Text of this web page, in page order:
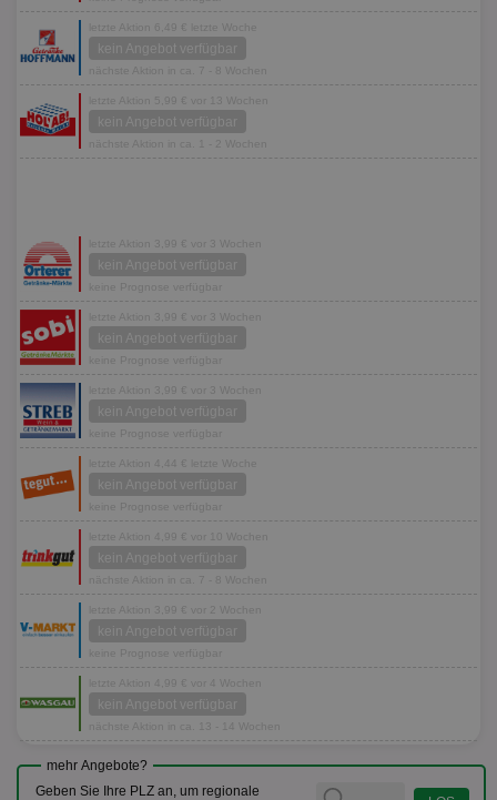
letzte Aktion 6,49 € letzte Woche
kein Angebot verfügbar
nächste Aktion in ca. 7 - 8 Wochen
letzte Aktion 5,99 € vor 13 Wochen
kein Angebot verfügbar
nächste Aktion in ca. 1 - 2 Wochen
letzte Aktion 3,99 € vor 3 Wochen
kein Angebot verfügbar
keine Prognose verfügbar
letzte Aktion 3,99 € vor 3 Wochen
kein Angebot verfügbar
keine Prognose verfügbar
letzte Aktion 3,99 € vor 3 Wochen
kein Angebot verfügbar
keine Prognose verfügbar
letzte Aktion 4,44 € letzte Woche
kein Angebot verfügbar
keine Prognose verfügbar
letzte Aktion 4,99 € vor 10 Wochen
kein Angebot verfügbar
nächste Aktion in ca. 7 - 8 Wochen
letzte Aktion 3,99 € vor 2 Wochen
kein Angebot verfügbar
keine Prognose verfügbar
letzte Aktion 4,99 € vor 4 Wochen
kein Angebot verfügbar
nächste Aktion in ca. 13 - 14 Wochen
mehr Angebote?
Geben Sie Ihre PLZ an, um regionale